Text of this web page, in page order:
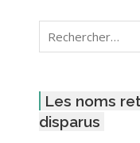
Rechercher :
Les noms
disparus